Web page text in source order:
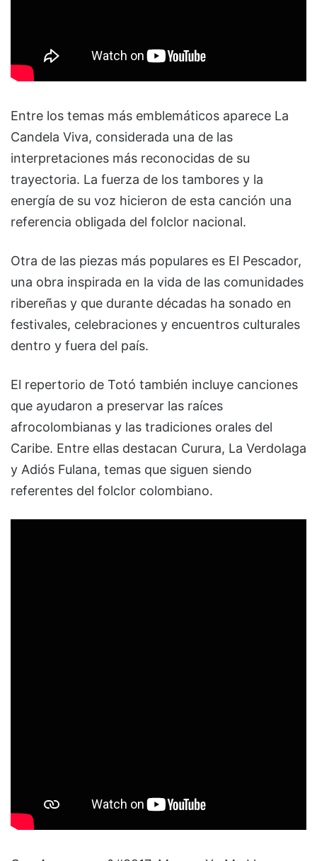
Entre los temas más emblemáticos aparece La
Candela Viva, considerada una de las
interpretaciones más reconocidas de su
trayectoria. La fuerza de los tambores y la
energía de su voz hicieron de esta canción una
referencia obligada del folclor nacional.
Otra de las piezas más populares es El Pescador,
una obra inspirada en la vida de las comunidades
ribereñas y que durante décadas ha sonado en
festivales, celebraciones y encuentros culturales
dentro y fuera del país.
El repertorio de Totó también incluye canciones
que ayudaron a preservar las raíces
afrocolombianas y las tradiciones orales del
Caribe. Entre ellas destacan Curura, La Verdolaga
y Adiós Fulana, temas que siguen siendo
referentes del folclor colombiano.